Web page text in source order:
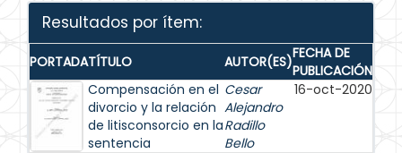
Resultados por ítem:
PORTADATÍTULO AUTOR(ES)FECHA DE
PUBLICACIÓN
Compensación en el
divorcio y la relación
de litisconsorcio en la
sentencia
Cesar
Alejandro
Radillo
Bello
16-oct-2020